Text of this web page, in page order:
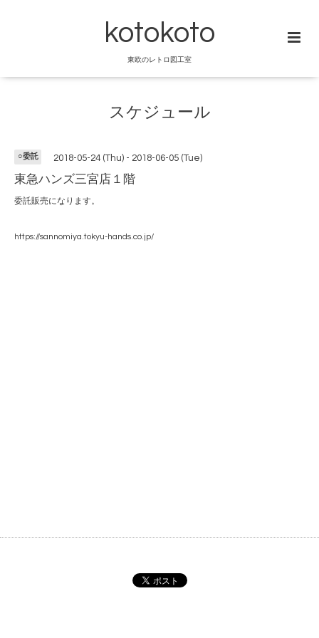
kotokoto
東欧のレトロ図工室
スケジュール
○委託 2018-05-24 (Thu) - 2018-06-05 (Tue)
東急ハンズ三宮店１階
委託販売になります。
https://sannomiya.tokyu-hands.co.jp/